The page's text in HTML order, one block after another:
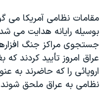
گالری عکس
آرشیو پخش زنده
اعتراضات زن، زندگی، آزادی
مجموعه مستندهای دادخواهی
تریبونال مردمی آبان ۹۸
دادگاه حمید نوری
چهل سال گروگان‌گیری
مقامات نظامی آمريکا می
بوسيله رايانه هدايت می
جستجوی مراکز جنگ
عراق امروز تأييد کردند
اروپائی را که حاضرند به
نظامی به عراق ملحق